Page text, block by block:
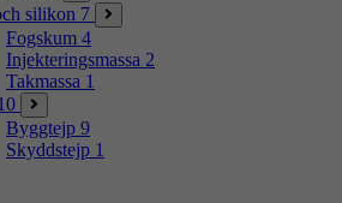
silikon 7
Fogskum 4
Injekteringsmassa 2
Takmassa 1
Byggtejp 9
Skyddstejp 1